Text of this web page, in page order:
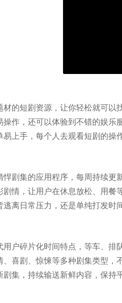
材的短剧资源，让你轻松就可以
操作，还可以体验到不错的娱乐
易上手，每个人去观看短剧的操
悍剧集的应用程序，每周持续更
剧情，让用户在休息放松、用餐
逃离日常压力，还是单纯打发时
用户碎片化时间特点，等车、排
、喜剧、惊悚等多种剧集类型
剧集，持续输送新鲜内容，保持